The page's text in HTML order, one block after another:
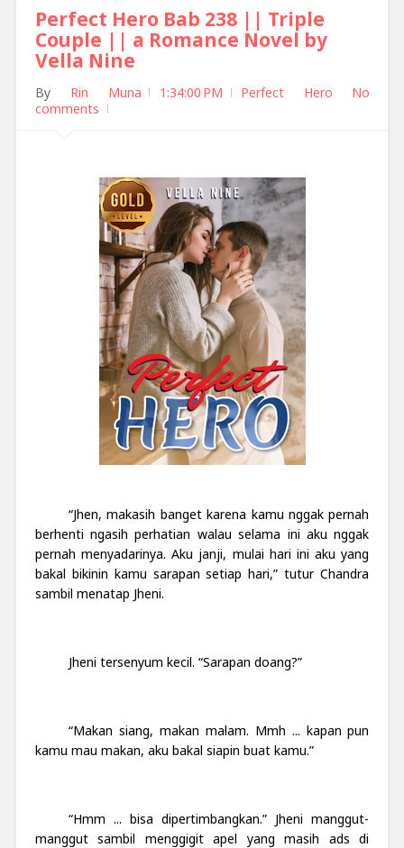
Perfect Hero Bab 238 || Triple
Couple || a Romance Novel by
Vella Nine
By Rin Muna 1:34:00 PM Perfect Hero
No
comments
“Jhen, makasih banget karena kamu nggak pernah
berhenti ngasih perhatian walau selama ini aku nggak
pernah menyadarinya. Aku janji, mulai hari ini aku yang
bakal bikinin kamu sarapan setiap hari,” tutur Chandra
sambil menatap Jheni.
Jheni tersenyum kecil. “Sarapan doang?”
“Makan siang, makan malam. Mmh ... kapan pun
kamu mau makan, aku bakal siapin buat kamu.”
“Hmm ... bisa dipertimbangkan.” Jheni manggut-
manggut sambil menggigit apel yang masih ads di